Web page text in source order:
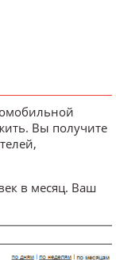
Вы получите
в месяц. Ваш